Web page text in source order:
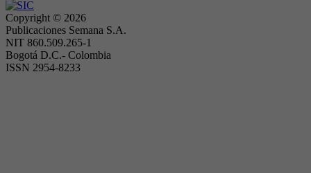
Copyright © 2026
Publicaciones Semana S.A.
NIT 860.509.265-1
Bogotá D.C.- Colombia
ISSN 2954-8233